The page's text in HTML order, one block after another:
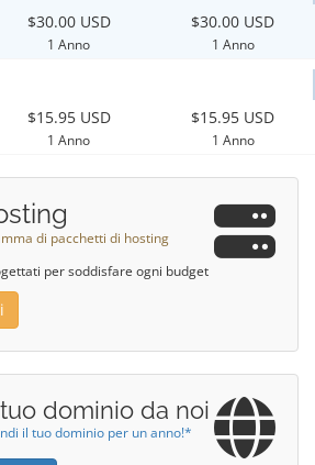
$30.00 USD
1 Anno
$30.00 USD
1 Anno
$15.95 USD
1 Anno
$15.95 USD
1 Anno
di pacchetti di hosting
per soddisfare ogni budget
dominio da noi
il tuo dominio per un anno!*